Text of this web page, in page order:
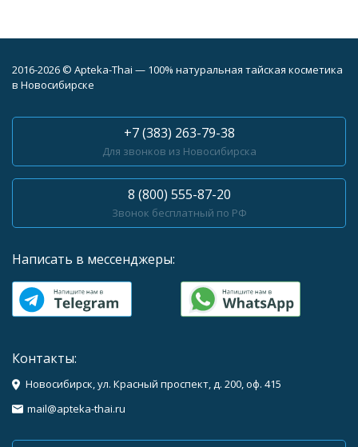
2016-2026 © Apteka-Thai — 100% натуральная тайская косметика
в Новосибирске
+7 (383) 263-79-38
Для звонков из Новосибирска
8 (800) 555-87-20
Звонок бесплатный по РФ
Написать в мессенджеры:
Контакты:
Новосибирск, ул. Красный проспект, д. 200, оф. 415
mail@apteka-thai.ru